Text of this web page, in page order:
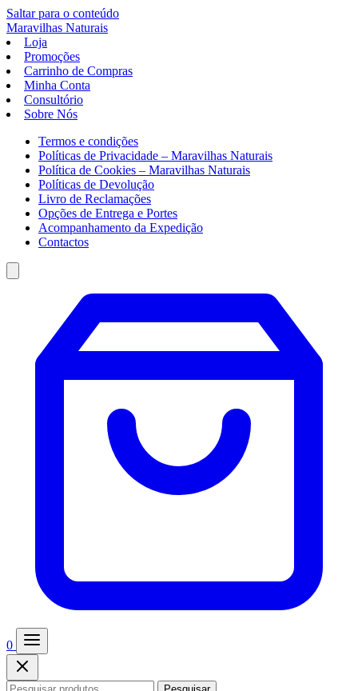
Saltar para o conteúdo
Maravilhas Naturais
Loja
Promoções
Carrinho de Compras
Minha Conta
Consultório
Sobre Nós
Termos e condições
Políticas de Privacidade – Maravilhas Naturais
Política de Cookies – Maravilhas Naturais
Políticas de Devolução
Livro de Reclamações
Opções de Entrega e Portes
Acompanhamento da Expedição
Contactos
0